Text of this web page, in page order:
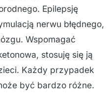
Epilepsję
nerwu błędnego,
Wspomagać
stosuję się ją
Każdy przypadek
być bardzo różne.